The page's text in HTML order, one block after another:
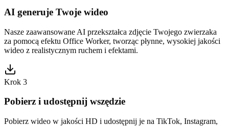
AI generuje Twoje wideo
Nasze zaawansowane AI przekształca zdjęcie Twojego zwierzaka
za pomocą efektu Office Worker, tworząc płynne, wysokiej jakości
wideo z realistycznym ruchem i efektami.
Krok 3
Pobierz i udostępnij wszędzie
Pobierz wideo w jakości HD i udostępnij je na TikTok, Instagram,